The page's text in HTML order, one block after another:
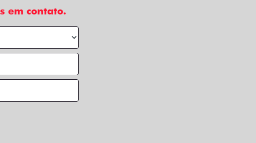
em contato.